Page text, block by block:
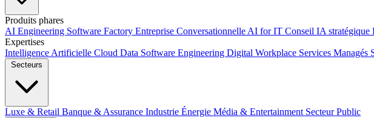
Produits phares
AI Engineering Software Factory Entreprise Conversationnelle AI for IT Conseil IA stratégique
Expertises
Intelligence Artificielle Cloud Data Software Engineering Digital Workplace Services Managés
Secteurs
Luxe & Retail Banque & Assurance Industrie Énergie Média & Entertainment Secteur Public